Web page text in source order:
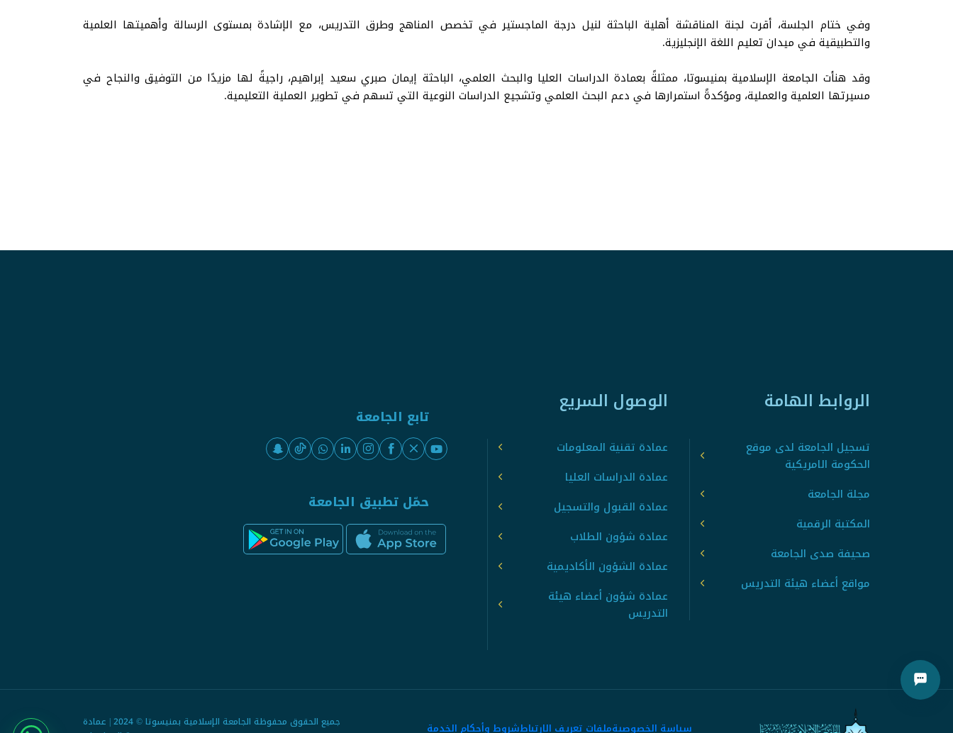
وفي ختام الجلسة، أقرت لجنة المناقشة أهلية الباحثة لنيل درجة الماجستير في تخصص المناهج وطرق التدريس، مع الإشادة بمستوى الرسالة وأهميتها العلمية
والتطبيقية في ميدان تعليم اللغة الإنجليزية.
وقد هنأت الجامعة الإسلامية بمنيسوتا، ممثلةً بعمادة الدراسات العليا والبحث العلمي، الباحثة إيمان صبري سعيد إبراهيم، راجيةً لها مزيدًا من التوفيق والنجاح في
مسيرتها العلمية والعملية، ومؤكدةً استمرارها في دعم البحث العلمي وتشجيع الدراسات النوعية التي تسهم في تطوير العملية التعليمية.
الروابط الهامة
تسجيل الجامعة لدى موقع
الحكومة الامريكية
مجلة الجامعة
المكتبة الرقمية
صحيفة صدى الجامعة
مواقع أعضاء هيئة التدريس
الوصول السريع
عمادة تقنية المعلومات
عمادة الدراسات العليا
عمادة القبول والتسجيل
عمادة شؤون الطلاب
عمادة الشؤون الأكاديمية
عمادة شؤون أعضاء هيئة
التدريس
تابع الجامعة
حمّل تطبيق الجامعة
سياسة الخصوصيةملفات تعريف الارتباطشروط وأحكام الخدمة
جميع الحقوق محفوظة الجامعة الإسلامية بمنيسوتا © 2024 | عمادة